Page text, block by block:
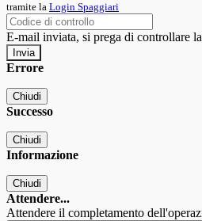
tramite la Login Spaggiari
E-mail inviata, si prega di controllare
Errore
Chiudi
Successo
Chiudi
Informazione
Chiudi
Attendere...
Attendere il completamento